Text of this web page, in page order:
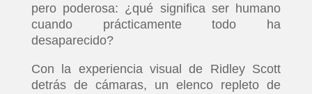
pero poderosa: ¿qué significa ser humano
cuando prácticamente todo ha
desaparecido?
Con la experiencia visual de Ridley Scott
detrás de cámaras, un elenco repleto de